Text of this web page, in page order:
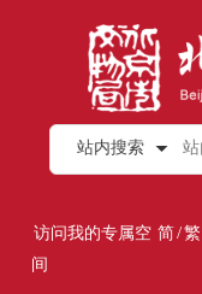
站内搜索
访问我的专属空
间
简/繁